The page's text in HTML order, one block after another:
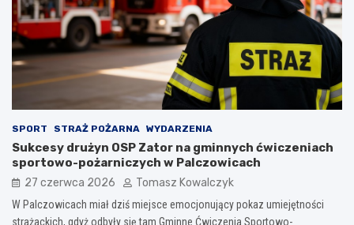
SPORT STRAŻ POŻARNA WYDARZENIA
Sukcesy drużyn OSP Zator na gminnych ćwiczeniach
sportowo-pożarniczych w Palczowicach
27 czerwca 2026 Tomasz Kowalczyk
W Palczowicach miał dziś miejsce emocjonujący pokaz umiejętności
strażackich, gdyż odbyły się tam Gminne Ćwiczenia Sportowo-